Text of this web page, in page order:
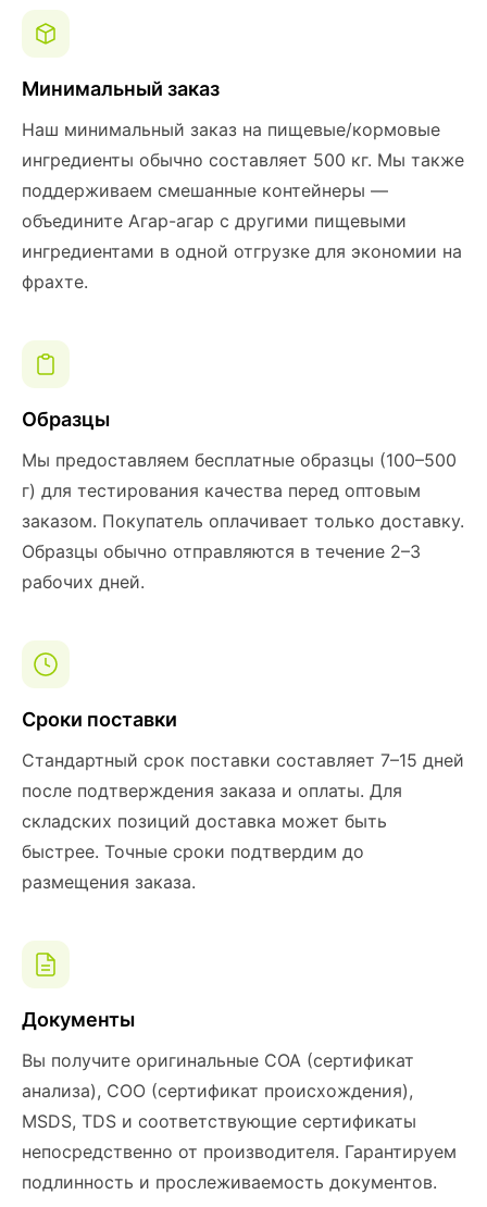
Минимальный заказ
Наш минимальный заказ на пищевые/кормовые
ингредиенты обычно составляет 500 кг. Мы также
поддерживаем смешанные контейнеры —
объедините Агар-агар с другими пищевыми
ингредиентами в одной отгрузке для экономии на
фрахте.
Образцы
Мы предоставляем бесплатные образцы (100–500
г) для тестирования качества перед оптовым
заказом. Покупатель оплачивает только доставку.
Образцы обычно отправляются в течение 2–3
рабочих дней.
Сроки поставки
Стандартный срок поставки составляет 7–15 дней
после подтверждения заказа и оплаты. Для
складских позиций доставка может быть
быстрее. Точные сроки подтвердим до
размещения заказа.
Документы
Вы получите оригинальные COA (сертификат
анализа), COO (сертификат происхождения),
MSDS, TDS и соответствующие сертификаты
непосредственно от производителя. Гарантируем
подлинность и прослеживаемость документов.